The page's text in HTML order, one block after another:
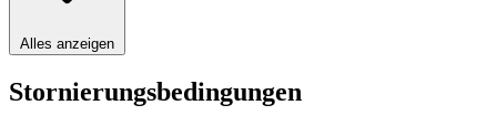
Alles anzeigen
Stornierungsbedingungen